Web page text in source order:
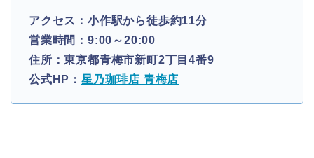
アクセス：小作駅から徒歩約11分
営業時間：9:00～20:00
住所：東京都青梅市新町2丁目4番9
公式HP： 星乃珈琲店 青梅店